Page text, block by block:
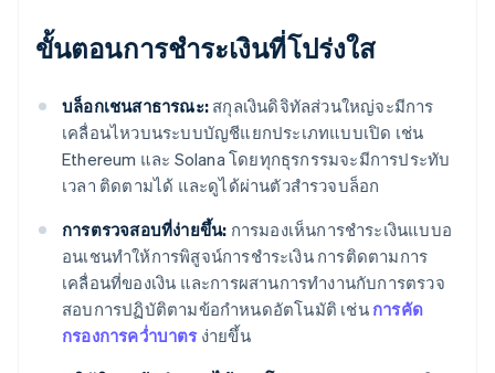
ขั้นตอนการชำระเงินที่โปร่งใส
บล็อกเชนสาธารณะ: สกุลเงินดิจิทัลส่วนใหญ่จะมีการ
เคลื่อนไหวบนระบบบัญชีแยกประเภทแบบเปิด เช่น
Ethereum และ Solana โดยทุกธุรกรรมจะมีการประทับ
เวลา ติดตามได้ และดูได้ผ่านตัวสำรวจบล็อก
การตรวจสอบที่ง่ายขึ้น: การมองเห็นการชำระเงินแบบอ
อนเชนทำให้การพิสูจน์การชำระเงิน การติดตามการ
เคลื่อนที่ของเงิน และการผสานการทำงานกับการตรวจ
สอบการปฏิบัติตามข้อกำหนดอัตโนมัติ เช่น การคัด
กรองการคว่ำบาตรง่ายขึ้น